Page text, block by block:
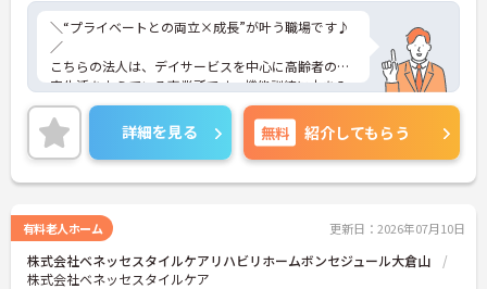
＼“プライベートとの両立×成長”が叶う職場です♪
／
こちらの法人は、デイサービスを中心に高齢者の在
宅生活を支えている事業所です。機能訓練に力を入
れており、日常生活の中で無理なく身体機能の維
持・回復を目指せる環境が整っています。送迎から
介助、リハビリまでを一体的に行うことで、利用者
様と深く関われる点が魅力です。現場主導の柔軟な
運営も特徴で、地域ニーズに応じたサービス提供が
地域に根ざして働きたい方にぴったりです。管理者
として、現場と運営どちらも経験したい方にもおす
すめですよ。
詳細を見る 無料 紹介してもらう
有料老人ホーム 更新日：2026年07月10日
株式会社ベネッセスタイルケアリハビリホームボンセジュール大倉山
株式会社ベネッセスタイルケア